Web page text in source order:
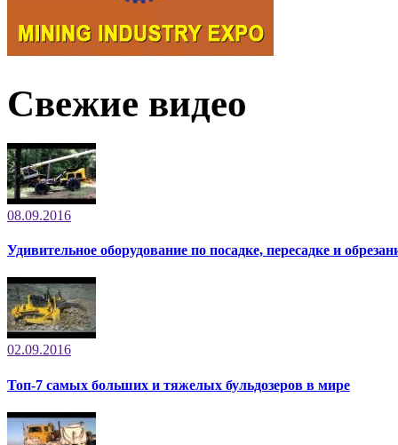
Свежие видео
08.09.2016
Удивительное оборудование по посадке, пересадке и
02.09.2016
Топ-7 самых больших и тяжелых бульдозеров в мире